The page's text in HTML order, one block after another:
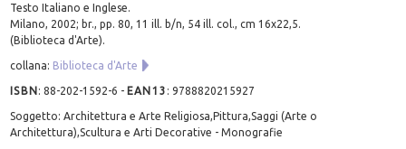
Testo Italiano e Inglese.
Milano, 2002; br., pp. 80, 11 ill. b/n, 54 ill. col., cm 16x22,5.
(Biblioteca d'Arte).
collana: Biblioteca d'Arte
ISBN:88-202-1592-6 - EAN13 :9788820215927
Soggetto: Architettura e Arte Religiosa,Pittura,Saggi (Arte o
Architettura),Scultura e Arti Decorative - Monografie